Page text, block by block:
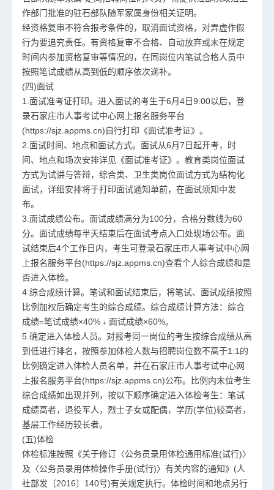
作部门批准的驻石部队随军家属身份相关证明。
经资格复审不符合报考条件的，取消面试资格，对弄虚作假
行为要追究责任。有资格复审不合格、自动放弃或未在规定
时间内参加资格复审等情况的，在同岗位内笔试合格人员中
按照笔试成绩从高到低的顺序依次递补。
(四)面试
1.面试准考证打印。进入面试的考生于6月4日9:00以后，登
录石家庄市人事考试中心网上报名服务平台
(https://sjz.appms.cn)自行打印《面试准考证》。
2.面试时间、地点和面试方式。面试从6月7日起开考，时
间、地点和场次安排详见《面试准考证》。教育类岗位面试
方式为试讲与答辩，综合类、卫生类岗位面试方式为结构化
面试，详细安排将于打印面试通知单前，在面试须知中发
布。
3.面试成绩公布。面试成绩满分为100分，合格分数线为60
分。面试成绩每半天结束后在面试考点入口处现场公布。面
试结束后4个工作日内，考生可登录石家庄市人事考试中心网
上报名服务平台(https://sjz.appms.cn)查看个人综合成绩和是
否进入体检。
4.综合成绩计算。笔试和面试结束后，将笔试、面试成绩按照
比例加权后确定考生的综合成绩。综合成绩计算方法：综合
成绩=笔试成绩×40%﹢面试成绩×60%。
5.确定进入体检人员。对报考同一岗位的考生按综合成绩从高
到低进行排名，按照参加体检人数与招聘岗位数不高于1:1的
比例确定进入体检人员名单，并在石家庄市人事考试中心网
上报名服务平台(https://sjz.appms.cn)公布。比例内末位考生
综合成绩如出现并列，按以下顺序确定进入体检考生：笔试
成绩高者，退役军人，烈士子女或配偶，学历(学位)较高者，
基层工作经历较长者。
(五)体检
体检标准按照《关于修订〈公务员录用体检通用标准(试行)〉
及〈公务员录用体检操作手册(试行)〉有关内容的通知》(人
社部发〔2016〕140号)有关规定执行。体检时间和地点另行